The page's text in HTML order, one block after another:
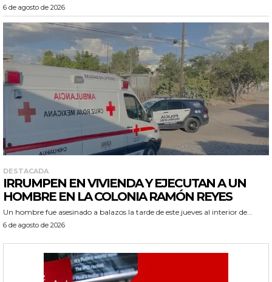
6 de agosto de 2026
DESTACADA
IRRUMPEN EN VIVIENDA Y EJECUTAN A UN
HOMBRE EN LA COLONIA RAMÓN REYES
Un hombre fue asesinado a balazos la tarde de este jueves al interior de...
6 de agosto de 2026